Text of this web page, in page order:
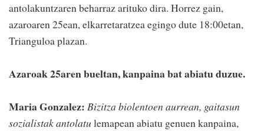
antolakuntzaren beharraz arituko dira. Horrez gain,
azaroaren 25ean, elkarretaratzea egingo dute 18:00etan,
Trianguloa plazan.
Azaroak 25aren bueltan, kanpaina bat abiatu duzue.
Maria Gonzalez: Bizitza biolentoen aurrean, gaitasun
sozialistak antolatu lemapean abiatu genuen kanpaina,